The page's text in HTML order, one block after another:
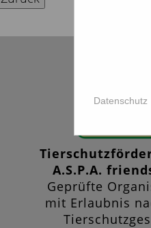
A.S.P.A.
Geprüfte
mit Erlaubnis
Datenschutz